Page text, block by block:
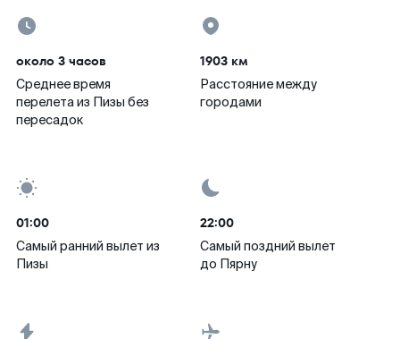
около 3 часов
Среднее время
перелета из Пизы без
пересадок
1903 км
Расстояние между
городами
01:00
Самый ранний вылет из
Пизы
22:00
Самый поздний вылет
до Пярну